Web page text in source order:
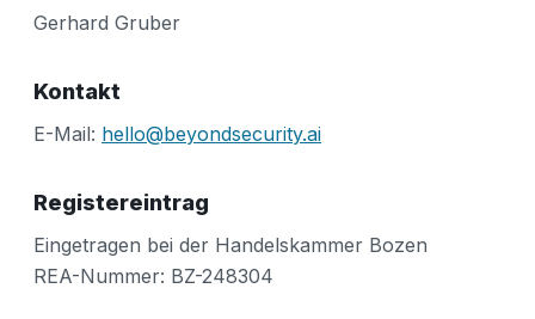
Gerhard Gruber
Kontakt
E-Mail: hello@beyondsecurity.ai
Registereintrag
Eingetragen bei der Handelskammer Bozen
REA-Nummer: BZ-248304